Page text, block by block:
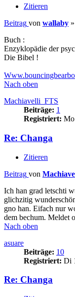
Zitieren
Beitrag von wallaby »
Buch :
Enzyklopädie der
Die Bibel !
Nach oben
Machiavelli_FTS
Beiträge: 1
Registriert:
Re: Changa
Zitieren
Beitrag von
Ich han grad letschti
glichzitig
gno han. Eifach nur
dem bechum. Meldet
Nach oben
asuare
Beiträge: 10
Registriert: Di
Re: Changa